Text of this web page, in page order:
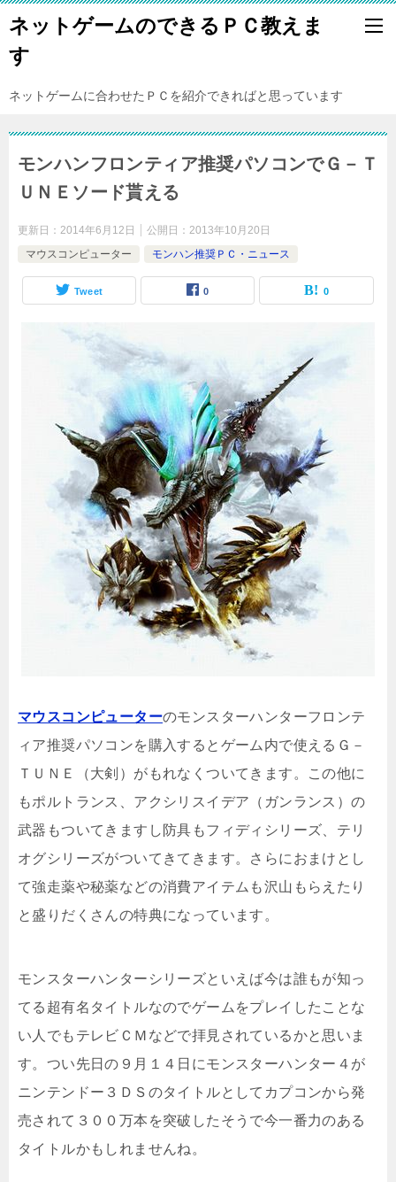
ネットゲームのできるＰＣ教えま
す
ネットゲームに合わせたＰＣを紹介できればと思っています
モンハンフロンティア推奨パソコンでＧ－Ｔ
ＵＮＥソード貰える
更新日： 2014年6月12日 公開日： 2013年10月20日
マウスコンピューター
モンハン推奨ＰＣ・ニュース
Tweet 0 0
マウスコンピューターのモンスターハンターフロンテ
ィア推奨パソコンを購入するとゲーム内で使えるＧ－
ＴＵＮＥ（大剣）がもれなくついてきます。この他に
もポルトランス、アクシリスイデア（ガンランス）の
武器もついてきますし防具もフィディシリーズ、テリ
オグシリーズがついてきてきます。さらにおまけとし
て強走薬や秘薬などの消費アイテムも沢山もらえたり
と盛りだくさんの特典になっています。
モンスターハンターシリーズといえば今は誰もが知っ
てる超有名タイトルなのでゲームをプレイしたことな
い人でもテレビＣＭなどで拝見されているかと思いま
す。つい先日の９月１４日にモンスターハンター４が
ニンテンドー３ＤＳのタイトルとしてカプコンから発
売されて３００万本を突破したそうで今一番力のある
タイトルかもしれませんね。